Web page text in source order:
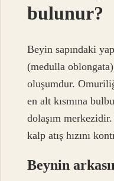
bulunur?
Beyin sapındaki
(medulla
oluşumdur.
en alt kısmına
dolaşım
kalp atış hızını
Beynin